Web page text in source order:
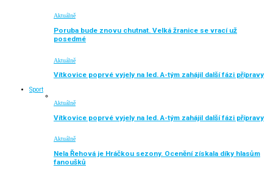
Aktuálně
Poruba bude znovu chutnat. Velká žranice se vrací už
posedmé
Aktuálně
Vítkovice poprvé vyjely na led. A-tým zahájil další fázi přípravy
Sport
Aktuálně
Vítkovice poprvé vyjely na led. A-tým zahájil další fázi přípravy
Aktuálně
Nela Řehová je Hráčkou sezony. Ocenění získala díky hlasům
fanoušků